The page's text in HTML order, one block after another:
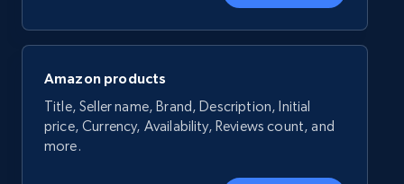
Amazon products
Title, Seller name, Brand, Description, Initial
price, Currency, Availability, Reviews count, and
more.